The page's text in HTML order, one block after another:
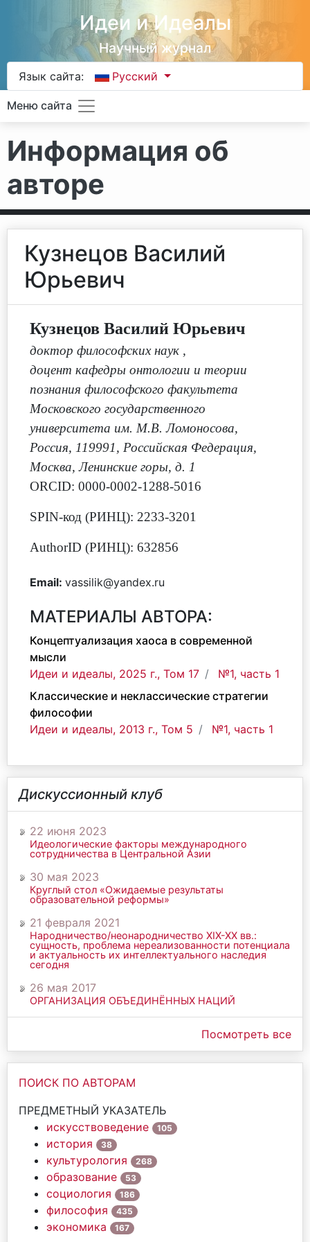
Идеи и Идеалы
Научный журнал
Язык сайта: Русский
Меню сайта
Информация об
авторе
Кузнецов Василий
Юрьевич
Кузнецов Василий Юрьевич
доктор философских наук ,
доцент кафедры онтологии и теории
познания философского факультета
Московского государственного
университета им. М.В. Ломоносова,
Россия, 119991, Российская Федерация,
Москва, Ленинские горы, д. 1
ORCID: 0000-0002-1288-5016
SPIN-код (РИНЦ): 2233-3201
AuthorID (РИНЦ): 632856
Email: vassilik@yandex.ru
МАТЕРИАЛЫ АВТОРА:
Концептуализация хаоса в современной
мысли
Идеи и идеалы, 2025 г., Том 17
№1, часть 1
Классические и неклассические стратегии
философии
Идеи и идеалы, 2013 г., Том 5
№1, часть 1
Дискуссионный клуб
22 июня 2023
Идеологические факторы международного
сотрудничества в Центральной Азии
30 мая 2023
Круглый стол «Ожидаемые результаты
образовательной реформы»
21 февраля 2021
Народничество/неонародничество ХIХ-ХХ вв.:
сущность, проблема нереализованности потенциала
и актуальность их интеллектуального наследия
сегодня
26 мая 2017
ОРГАНИЗАЦИЯ ОБЪЕДИНЁННЫХ НАЦИЙ
Посмотреть все
ПОИСК ПО АВТОРАМ
ПРЕДМЕТНЫЙ УКАЗАТЕЛЬ
искусствоведение
105
история 38
культурология 268
образование 53
социология 186
философия 435
экономика 167